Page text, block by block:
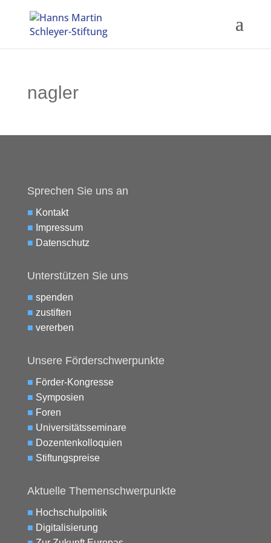
nagler
Sprechen Sie uns an
■ Kontakt
■ Impressum
■ Datenschutz
Unterstützen Sie uns
■ spenden
■ zustiften
■ vererben
Unsere Förderschwerpunkte
■ Förder-Kongresse
■ Symposien
■ Foren
■ Universitätsseminare
■ Dozentenkolloquien
■ Stiftungspreise
Aktuelle Themenschwerpunkte
■ Hochschulpolitik
■ Digitalisierung